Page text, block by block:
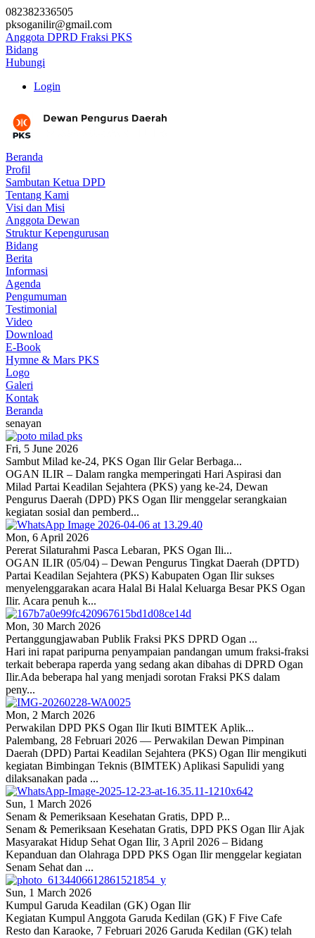
082382336505
pksoganilir@gmail.com
Anggota DPRD Fraksi PKS
Bidang
Hubungi
Login
Beranda
Profil
Sambutan Ketua DPD
Tentang Kami
Visi dan Misi
Anggota Dewan
Struktur Kepengurusan
Bidang
Berita
Informasi
Agenda
Pengumuman
Testimonial
Video
Download
E-Book
Hymne & Mars PKS
Logo
Galeri
Kontak
Beranda
senayan
Fri, 5 June 2026
Sambut Milad ke-24, PKS Ogan Ilir Gelar Berbaga...
OGAN ILIR – Dalam rangka memperingati Hari Aspirasi dan
Milad Partai Keadilan Sejahtera (PKS) yang ke-24, Dewan
Pengurus Daerah (DPD) PKS Ogan Ilir menggelar serangkaian
kegiatan sosial dan pemberd...
Mon, 6 April 2026
Pererat Silaturahmi Pasca Lebaran, PKS Ogan Ili...
OGAN ILIR (05/04) – Dewan Pengurus Tingkat Daerah (DPTD)
Partai Keadilan Sejahtera (PKS) Kabupaten Ogan Ilir sukses
menyelenggarakan acara Halal Bi Halal Keluarga Besar PKS Ogan
Ilir. Acara penuh k...
Mon, 30 March 2026
Pertanggungjawaban Publik Fraksi PKS DPRD Ogan ...
Hari ini rapat paripurna penyampaian pandangan umum fraksi-fraksi
terkait beberapa raperda yang sedang akan dibahas di DPRD Ogan
Ilir.Ada beberapa hal yang menjadi sorotan Fraksi PKS dalam
peny...
Mon, 2 March 2026
Perwakilan DPD PKS Ogan Ilir Ikuti BIMTEK Aplik...
Palembang, 28 Februari 2026 — Perwakilan Dewan Pimpinan
Daerah (DPD) Partai Keadilan Sejahtera (PKS) Ogan Ilir mengikuti
kegiatan Bimbingan Teknis (BIMTEK) Aplikasi Sapulidi yang
dilaksanakan pada ...
Sun, 1 March 2026
Senam & Pemeriksaan Kesehatan Gratis, DPD P...
Senam & Pemeriksaan Kesehatan Gratis, DPD PKS Ogan Ilir Ajak
Masyarakat Hidup Sehat Ogan Ilir, 3 April 2026 – Bidang
Kepanduan dan Olahraga DPD PKS Ogan Ilir menggelar kegiatan
Senam Sehat dan ...
Sun, 1 March 2026
Kumpul Garuda Keadilan (GK) Ogan Ilir
Kegiatan Kumpul Anggota Garuda Kedilan (GK) F Five Cafe
Resto dan Karaoke, 7 Februari 2026 Garuda Kedilan (GK) telah